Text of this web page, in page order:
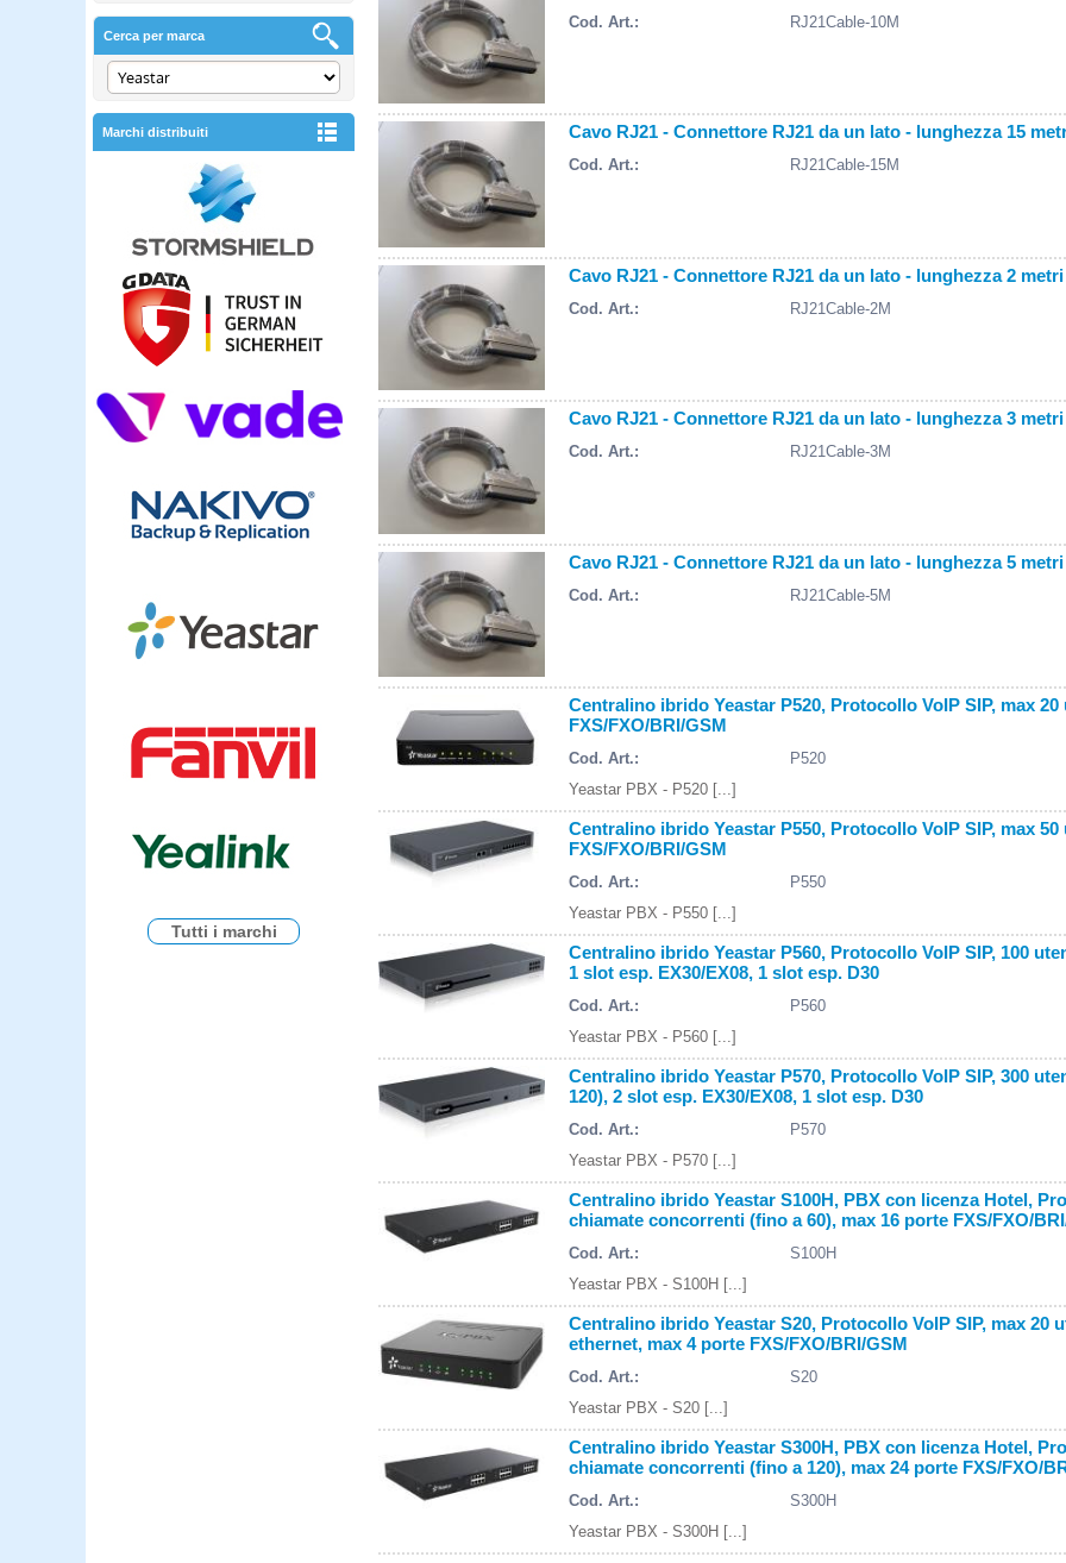
Cerca per marca
Marchi distribuiti
Tutti i marchi
Cod. Art.: RJ21Cable-10M
Cavo RJ21 - Connettore RJ21 da un lato - lunghezza 15
Cod. Art.: RJ21Cable-15M
Cavo RJ21 - Connettore RJ21 da un lato - lunghezza 2 metri
Cod. Art.: RJ21Cable-2M
Cavo RJ21 - Connettore RJ21 da un lato - lunghezza 3 metri
Cod. Art.: RJ21Cable-3M
Cavo RJ21 - Connettore RJ21 da un lato - lunghezza 5 metri
Cod. Art.: RJ21Cable-5M
Centralino ibrido Yeastar P520, Protocollo VoIP SIP, max
FXS/FXO/BRI/GSM
Cod. Art.:
P520
Yeastar PBX - P520 [...]
Centralino ibrido Yeastar P550, Protocollo VoIP SIP, max
FXS/FXO/BRI/GSM
Cod. Art.:
P550
Yeastar PBX - P550 [...]
Centralino ibrido Yeastar P560, Protocollo VoIP SIP, 100
1 slot esp. EX30/EX08, 1 slot esp. D30
Cod. Art.:
P560
Yeastar PBX - P560 [...]
Centralino ibrido Yeastar P570, Protocollo VoIP SIP, 300
120), 2 slot esp. EX30/EX08, 1 slot esp. D30
Cod. Art.:
P570
Yeastar PBX - P570 [...]
Centralino ibrido Yeastar S100H, PBX con licenza Hotel,
chiamate concorrenti (fino a 60), max 16 porte FXS/FXO/
Cod. Art.:
S100H
Yeastar PBX - S100H [...]
Centralino ibrido Yeastar S20, Protocollo VoIP SIP, max 20
ethernet, max 4 porte FXS/FXO/BRI/GSM
Cod. Art.:
S20
Yeastar PBX - S20 [...]
Centralino ibrido Yeastar S300H, PBX con licenza Hotel,
chiamate concorrenti (fino a 120), max 24 porte FXS/FXO/
Cod. Art.:
S300H
Yeastar PBX - S300H [...]